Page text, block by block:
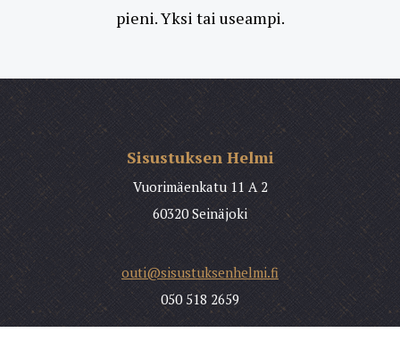
pieni. Yksi tai useampi.
Sisustuksen Helmi
Vuorimäenkatu 11 A 2
60320 Seinäjoki
outi@sisustuksenhelmi.fi
050 518 2659